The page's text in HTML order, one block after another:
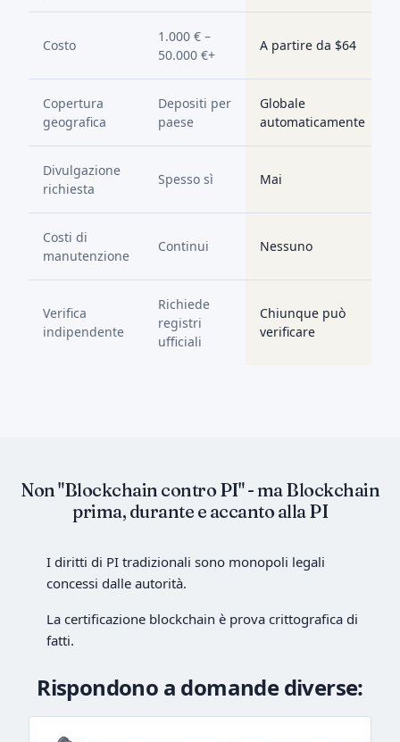
Costo
1.000 € –
50.000 €+
A partire da $64
Copertura
geografica
Depositi per
paese
Globale
automaticamente
Divulgazione
richiesta
Spesso sì Mai
Costi di
manutenzione
Continui Nessuno
Verifica
indipendente
Richiede
registri
ufficiali
Chiunque può
verificare
Non "Blockchain contro PI" - ma Blockchain
prima, durante e accanto alla PI
I diritti di PI tradizionali sono monopoli legali
concessi dalle autorità.
La certificazione blockchain è prova crittografica di
fatti.
Rispondono a domande diverse: